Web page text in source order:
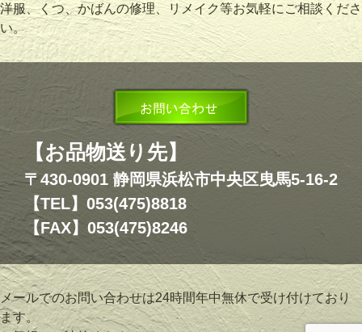
洋服、くつ、かばんの修理、リメイク等お気軽にご相談くださ
い。
【お品物送り先】
〒430-0901 静岡県浜松市中央区曳馬5-16-2
【TEL】053(475)8818
【FAX】053(475)8246
メールでのお問い合わせは24時間年中無休で受け付けており
ます。